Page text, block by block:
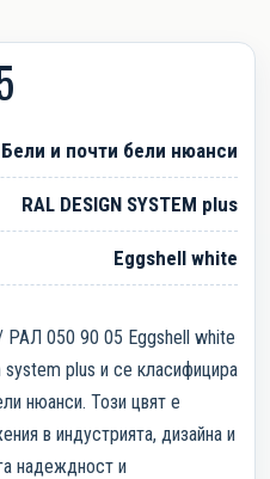
Бели и почти бели нюанси
RAL DESIGN SYSTEM plus
Eggshell white
РАЛ 050 90 05 Eggshell white
plus и се класифицира
нюанси. Този цвят е
в индустрията, дизайна и
надеждност и